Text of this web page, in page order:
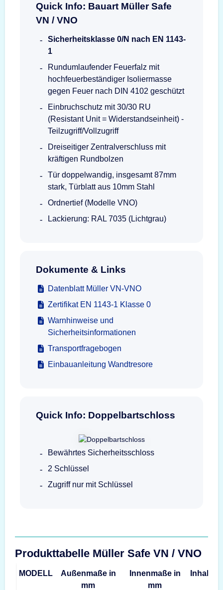
Quick Info: Bauart Müller Safe
VN / VNO
Sicherheitsklasse 0/N nach EN 1143-
1
Rundumlaufender Feuerfalz mit
hochfeuerbeständiger Isoliermasse
gegen Feuer nach DIN 4102 geschützt
Einbruchschutz mit 30/30 RU
(Resistant Unit = Widerstandseinheit) -
Teilzugriff/Vollzugriff
Dreiseitiger Zentralverschluss mit
kräftigen Rundbolzen
Tür doppelwandig, insgesamt 87mm
stark, Türblatt aus 10mm Stahl
Ordnertief (Modelle VNO)
Lackierung: RAL 7035 (Lichtgrau)
Dokumente & Links
Datenblatt Müller VN-VNO
Zertifikat EN 1143-1 Klasse 0
Warnhinweise und
Sicherheitsinformationen
Transportfragebogen
Einbauanleitung Wandtresore
Quick Info: Doppelbartschloss
Bewährtes Sicherheitsschloss
2 Schlüssel
Zugriff nur mit Schlüssel
Produkttabelle Müller Safe VN / VNO
MODELL
Außenmaße in
mm
Innenmaße in
mm
Inhalt